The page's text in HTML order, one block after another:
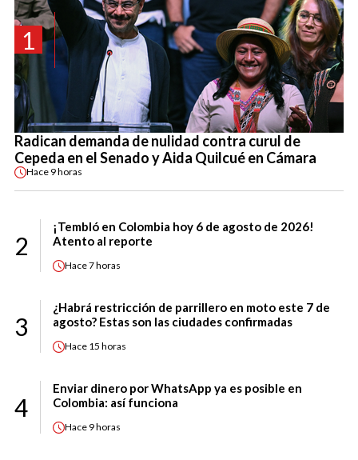
1
Radican demanda de nulidad contra curul de
Cepeda en el Senado y Aida Quilcué en Cámara
Hace 9 horas
2
¡Tembló en Colombia hoy 6 de agosto de 2026!
Atento al reporte
Hace7 horas
3
¿Habrá restricción de parrillero en moto este 7 de
agosto? Estas son las ciudades confirmadas
Hace 15 horas
4
Enviar dinero por WhatsApp ya es posible en
Colombia: así funciona
Hace 9 horas